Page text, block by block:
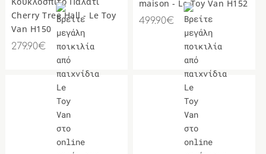
Cherry Tree Hall - Le Toy
Van H150
279.90€
maison - Le Toy Van H152
499.90€